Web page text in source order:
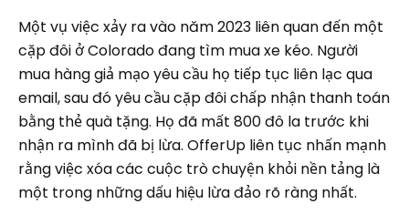
Một vụ việc xảy ra vào năm 2023 liên quan đến một
cặp đôi ở Colorado đang tìm mua xe kéo. Người
mua hàng giả mạo yêu cầu họ tiếp tục liên lạc qua
email, sau đó yêu cầu cặp đôi chấp nhận thanh toán
bằng thẻ quà tặng. Họ đã mất 800 đô la trước khi
nhận ra mình đã bị lừa. OfferUp liên tục nhấn mạnh
rằng việc xóa các cuộc trò chuyện khỏi nền tảng là
một trong những dấu hiệu lừa đảo rõ ràng nhất.